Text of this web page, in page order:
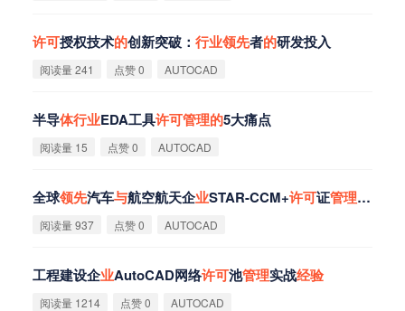
许可授权技术的创新突破： 行业领先者的研发投入
阅读量 241 点赞 0 AUTOCAD
半导体行业EDA工具许可管理的5大痛点
阅读量 15 点赞 0 AUTOCAD
全球领先汽车与航空航天企业STAR-CCM+许可证管理最佳实
阅读量 937 点赞 0 AUTOCAD
工程建设企业AutoCAD网络许可池管理实战经验
阅读量 1214 点赞 0 AUTOCAD